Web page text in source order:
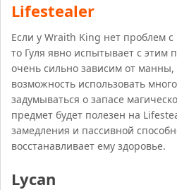
Lifestealer
Если у Wraith King нет проблем
то Гуля явно испытывает с этим
очень сильно зависим от манны,
возможность использовать
задумываться о запасе
предмет будет полезен на
замедления и пассивной
восстанавливает ему здоровье.
Lycan